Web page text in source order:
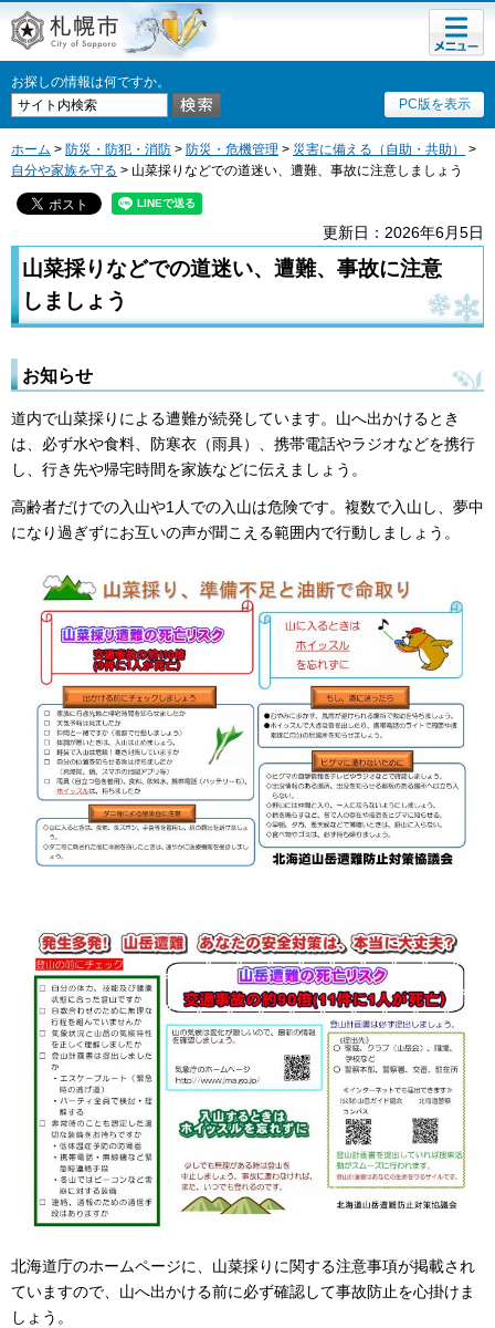
札幌市
お探しの情報は何ですか。
PC版を表示
メニュ
ー
ホーム > 防災・防犯・消防 > 防災・危機管理 > 災害に備える（自助・共助）
>
自分や家族を守る > 山菜採りなどでの道迷い、遭難、事故に注意しましょう
更新日：2026年6月5日
山菜採りなどでの道迷い、遭難、事故に注意
しましょう
お知らせ
道内で山菜採りによる遭難が続発しています。山へ出かけるとき
は、必ず水や食料、防寒衣（雨具）、携帯電話やラジオなどを携行
し、行き先や帰宅時間を家族などに伝えましょう。
高齢者だけでの入山や1人での入山は危険です。複数で入山し、夢中
になり過ぎずにお互いの声が聞こえる範囲内で行動しましょう。
北海道庁のホームページに、山菜採りに関する注意事項が掲載され
ていますので、山へ出かける前に必ず確認して事故防止を心掛けま
しょう。